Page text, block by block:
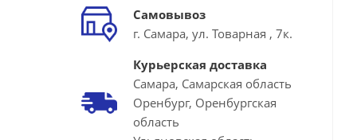
Самовывоз
г. Самара, ул. Товарная , 7к.
Курьерская доставка
Самара, Самарская область
Оренбург, Оренбургская
область